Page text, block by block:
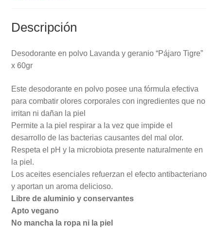
Descripción
Desodorante en polvo Lavanda y geranio “Pájaro Tigre”
x 60gr
Este desodorante en polvo posee una fórmula efectiva
para combatir olores corporales con ingredientes que no
irritan ni dañan la piel
Permite a la piel respirar a la vez que impide el
desarrollo de las bacterias causantes del mal olor.
Respeta el pH y la microbiota presente naturalmente en
la piel.
Los aceites esenciales refuerzan el efecto antibacteriano
y aportan un aroma delicioso.
Libre de aluminio y conservantes
Apto vegano
No mancha la ropa ni la piel